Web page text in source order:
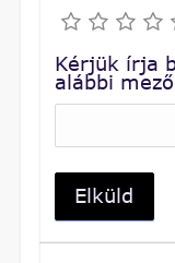
Kérjük írja
alábbi
Elküld